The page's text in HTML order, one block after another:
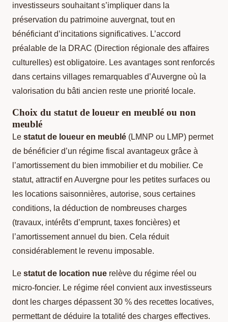
investisseurs souhaitant s’impliquer dans la
préservation du patrimoine auvergnat, tout en
bénéficiant d’incitations significatives. L’accord
préalable de la DRAC (Direction régionale des affaires
culturelles) est obligatoire. Les avantages sont renforcés
dans certains villages remarquables d’Auvergne où la
valorisation du bâti ancien reste une priorité locale.
Choix du statut de loueur en meublé ou non
meublé
Le statut de loueur en meublé (LMNP ou LMP) permet
de bénéficier d’un régime fiscal avantageux grâce à
l’amortissement du bien immobilier et du mobilier. Ce
statut, attractif en Auvergne pour les petites surfaces ou
les locations saisonnières, autorise, sous certaines
conditions, la déduction de nombreuses charges
(travaux, intérêts d’emprunt, taxes foncières) et
l’amortissement annuel du bien. Cela réduit
considérablement le revenu imposable.
Le statut de location nue relève du régime réel ou
micro-foncier. Le régime réel convient aux investisseurs
dont les charges dépassent 30 % des recettes locatives,
permettant de déduire la totalité des charges effectives.